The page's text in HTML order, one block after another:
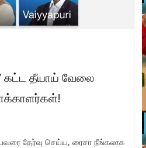
கட்ட தீயாய் வேலை
தேர்வு செய்ய, ரைசா நீங்கலாக